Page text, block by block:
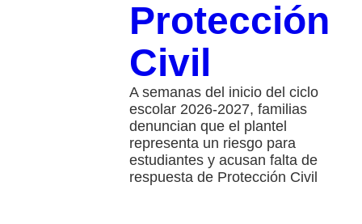
Protección
Civil
A semanas del inicio del ciclo
escolar 2026-2027, familias
denuncian que el plantel
representa un riesgo para
estudiantes y acusan falta de
respuesta de Protección Civil